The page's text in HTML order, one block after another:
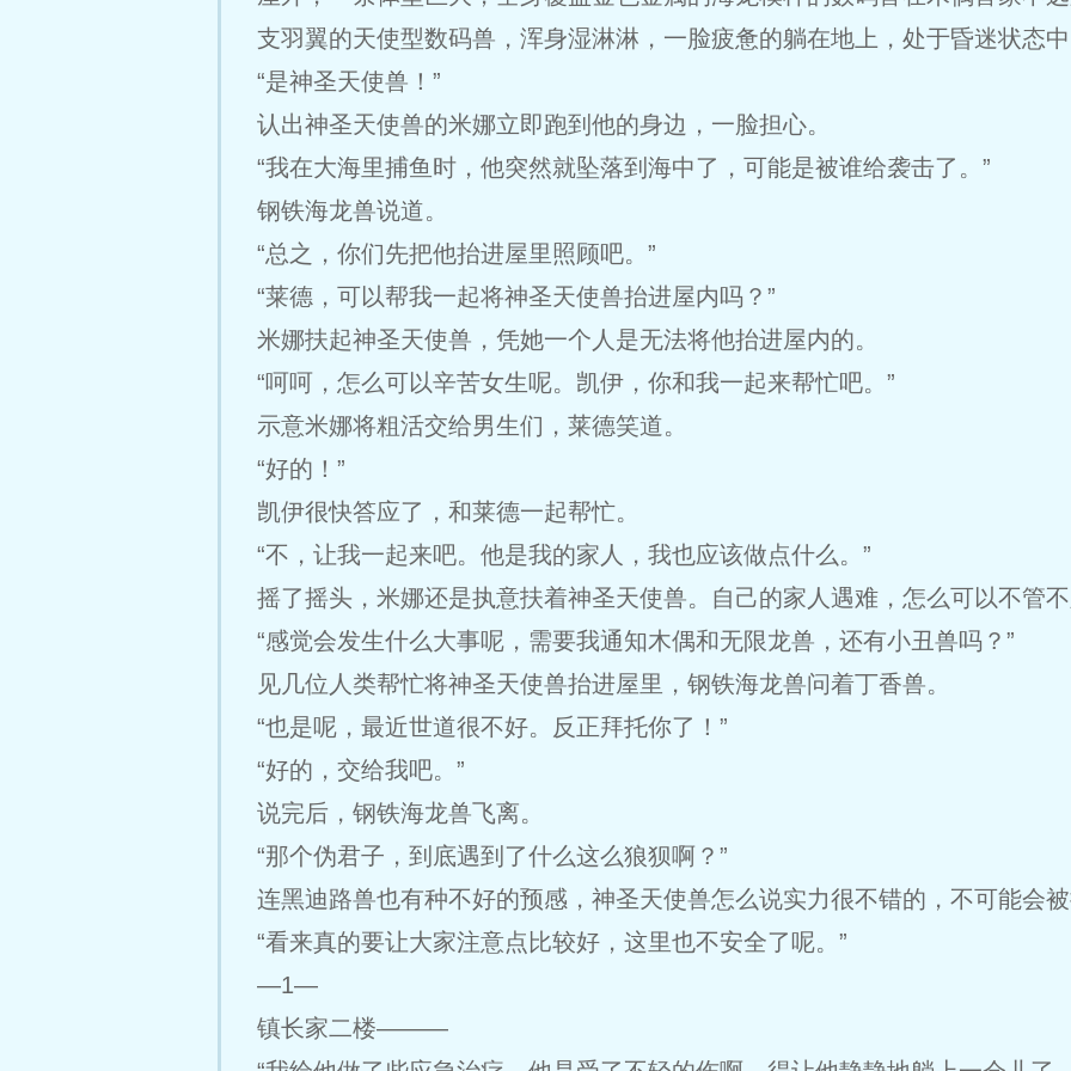
支羽翼的天使型数码兽，浑身湿淋淋，一脸疲惫的躺在地上，处于昏迷状态
“是神圣天使兽！”
认出神圣天使兽的米娜立即跑到他的身边，一脸担心。
“我在大海里捕鱼时，他突然就坠落到海中了，可能是被谁给袭击了。”
钢铁海龙兽说道。
“总之，你们先把他抬进屋里照顾吧。”
“莱德，可以帮我一起将神圣天使兽抬进屋内吗？”
米娜扶起神圣天使兽，凭她一个人是无法将他抬进屋内的。
“呵呵，怎么可以辛苦女生呢。凯伊，你和我一起来帮忙吧。”
示意米娜将粗活交给男生们，莱德笑道。
“好的！”
凯伊很快答应了，和莱德一起帮忙。
“不，让我一起来吧。他是我的家人，我也应该做点什么。”
摇了摇头，米娜还是执意扶着神圣天使兽。自己的家人遇难，怎么可以不管
“感觉会发生什么大事呢，需要我通知木偶和无限龙兽，还有小丑兽吗？”
见几位人类帮忙将神圣天使兽抬进屋里，钢铁海龙兽问着丁香兽。
“也是呢，最近世道很不好。反正拜托你了！”
“好的，交给我吧。”
说完后，钢铁海龙兽飞离。
“那个伪君子，到底遇到了什么这么狼狈啊？”
连黑迪路兽也有种不好的预感，神圣天使兽怎么说实力很不错的，不可能会
“看来真的要让大家注意点比较好，这里也不安全了呢。”
—1—
镇长家二楼———